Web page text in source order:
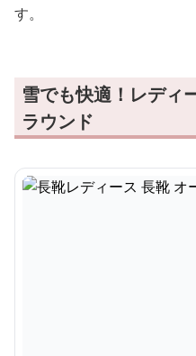
す。
雪でも快適！レディ
ラウンド